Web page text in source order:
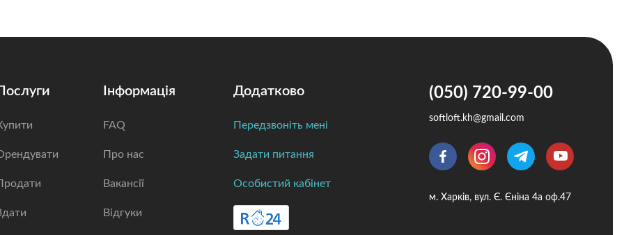
Інформація
FAQ
Про нас
Вакансії
Відгуки
Додатково
Передзвоніть мені
Задати питання
Особистий кабінет
(050) 720-99-00
softloft.kh@gmail.com
м. Харків, вул. Є. Єніна 4а оф.47